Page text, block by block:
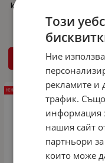
косъм за почистване и полиране
ДЕТАЙЛИ
НЕНАЛИЧЕН
Този
Ние
рекламите и
трафик.
информация
нашия сайт
партньори
които може